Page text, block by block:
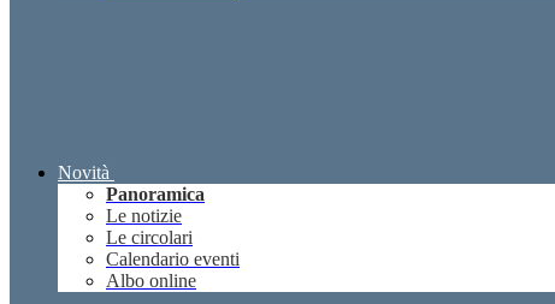
Novità
Panoramica
Le notizie
Le circolari
Calendario eventi
Albo online